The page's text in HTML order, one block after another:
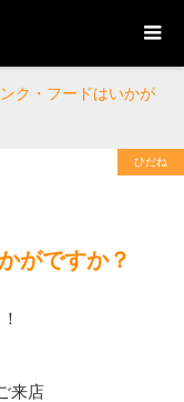
ク・フードはいかが
ひだね
がですか？
来店